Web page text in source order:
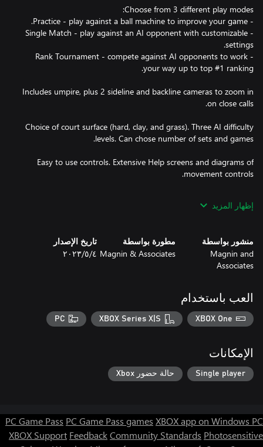
- Single Match - play against an AI opponent with customizable
- Rank Tournament - compete against AI opponents to work
Includes umpire, plus 2 sideline and backline cameras to zoom in
Choice of court surface (hard, clay, and grass). Three AI difficulty
Easy to use controls. Extensive Help screens and diagrams of
Runs on Xbox with Xbox controller.
إظهار المزيد
منشور بواسطة
Magnin and
Associates
مطورة بواسطة
Magnin & Associates
تاريخ الإصدار
٤‏/٥‏/٢٠٢٣
العب باستخدام
XBOX One
XBOX Series X|S
PC
الإمكانات
Single player حالة حضور Xbox
PC Game Pass PC Game Pass games XBOX app on Windows PC
XBOX Support FeedbackCommunity Standards Photosensitive